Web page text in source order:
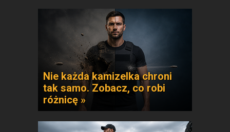
Nie każda kamizelka chroni
tak samo. Zobacz, co robi
różnicę »